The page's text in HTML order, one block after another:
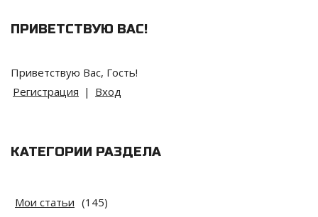
ПРИВЕТСТВУЮ ВАС!
Приветствую Вас, Гость!
Регистрация | Вход
КАТЕГОРИИ РАЗДЕЛА
Мои статьи (145)